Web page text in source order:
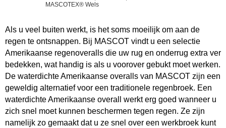
MASCOTEX® Wels
Als u veel buiten werkt, is het soms moeilijk om aan de
regen te ontsnappen. Bij MASCOT vindt u een selectie
Amerikaanse regenoveralls die uw rug en onderrug extra ver
bedekken, wat handig is als u voorover gebukt moet werken.
De waterdichte Amerikaanse overalls van MASCOT zijn een
geweldig alternatief voor een traditionele regenbroek. Een
waterdichte Amerikaanse overall werkt erg goed wanneer u
zich snel moet kunnen beschermen tegen regen. Ze zijn
namelijk zo gemaakt dat u ze snel over een werkbroek kunt